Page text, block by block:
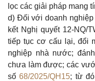
lọc các giải pháp mang
d) Đối với doanh
kết Nghị quyết 12-NQ/
tiếp tục cơ cấu lại, đổi
nghiệp nhà nước;
chưa làm được; các
số68/2025/QH15; từ